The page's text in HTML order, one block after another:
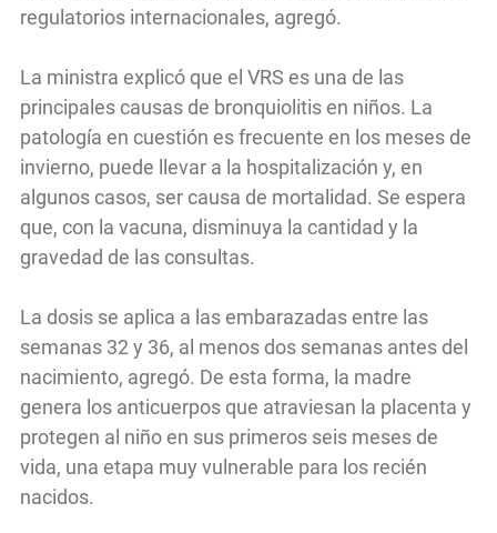
regulatorios internacionales, agregó.
La ministra explicó que el VRS es una de las
principales causas de bronquiolitis en niños. La
patología en cuestión es frecuente en los meses de
invierno, puede llevar a la hospitalización y, en
algunos casos, ser causa de mortalidad. Se espera
que, con la vacuna, disminuya la cantidad y la
gravedad de las consultas.
La dosis se aplica a las embarazadas entre las
semanas 32 y 36, al menos dos semanas antes del
nacimiento, agregó. De esta forma, la madre
genera los anticuerpos que atraviesan la placenta y
protegen al niño en sus primeros seis meses de
vida, una etapa muy vulnerable para los recién
nacidos.